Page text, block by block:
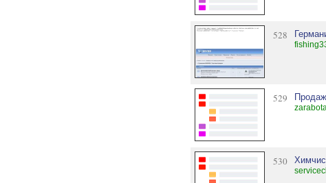
528
529
530